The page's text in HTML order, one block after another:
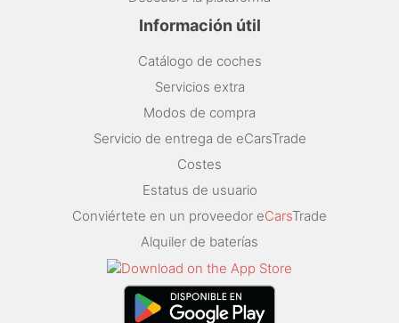
Información útil
Catálogo de coches
Servicios extra
Modos de compra
Servicio de entrega de eCarsTrade
Costes
Estatus de usuario
Conviértete en un proveedor eCarsTrade
Alquiler de baterías